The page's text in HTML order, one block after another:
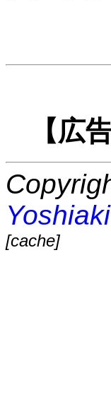
【広
Yoshiaki
[cache]